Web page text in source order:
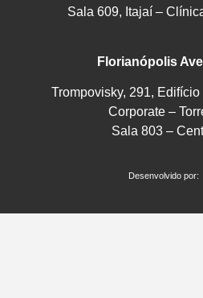
Sala 609, Itajaí –
Florianópolis
Trompovisky, 291,
Corporate –
Sala 803 –
Desenvolvido por: